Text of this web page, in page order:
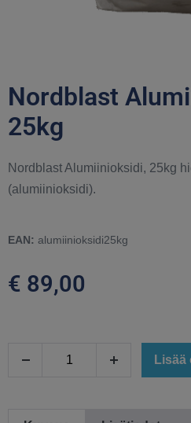
Nordblast
25kg
Nordblast Alumiinioksidi, 25kg
(alumiinioksidi).
EAN: alumiinioksidi25kg
€ 89,00